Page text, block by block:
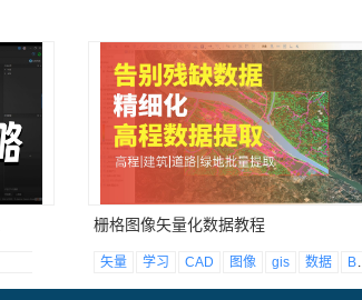
栅格图像矢量化数据教程
矢量 学习 CAD 图像 gis 数据 Bigemap